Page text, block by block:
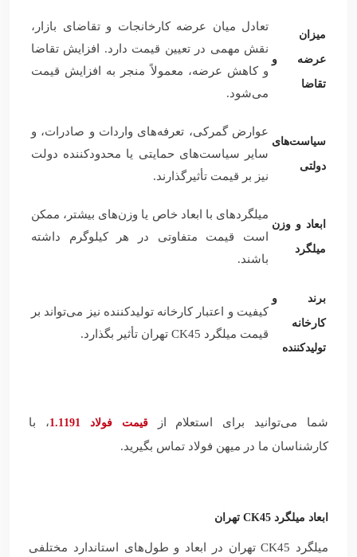
میزان
عرضه و
تقاضا
تعادل میان عرضه کارخانجات و تقاضای بازار،
نقش مهمی در تعیین قیمت دارد. افزایش تقاضا
و کاهش عرضه، معمولاً منجر به افزایش قیمت
می‌شود.
سیاست‌های
دولتی
عوارض گمرکی، تعرفه‌های واردات و صادرات، و
سایر سیاست‌های حمایتی یا محدودکننده دولت
نیز بر قیمت تأثیرگذارند.
ابعاد و وزن
میلگرد
میلگردهای با ابعاد خاص یا وزن‌های بیشتر، ممکن
است قیمت متفاوتی در هر کیلوگرم داشته
باشند.
برند و
کارخانه
تولیدکننده
کیفیت و اعتبار کارخانه تولیدکننده نیز می‌تواند بر
قیمت میلگرد CK45 تهران تأثیر بگذارد.
شما می‌توانید برای استعلام ازقیمت فولاد 1.1191
، با
کارشناسان ما در میهن فولاد تماس بگیرید.
ابعاد میلگرد CK45 تهران
میلگرد CK45 تهران در ابعاد و طول‌های استاندارد مختلفی